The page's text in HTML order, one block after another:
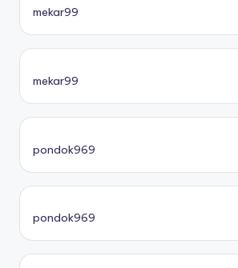
mekar99
mekar99
pondok969
pondok969